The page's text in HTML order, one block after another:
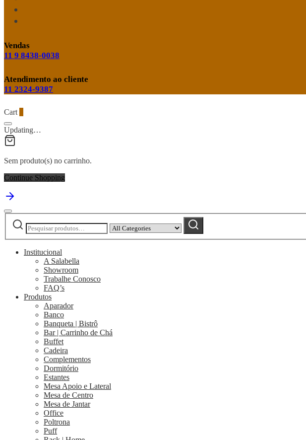
Vendas
11 9 8438-0038
Atendimento ao cliente
11 2324-9387
Cart
Updating…
Sem produto(s) no carrinho.
Continue Shopping
Pesquisar
por:
by
category:
Pesquisar
Institucional
A Salabella
Showroom
Trabalhe Conosco
FAQ’s
Produtos
Aparador
Banco
Banqueta | Bistrô
Bar | Carrinho de Chá
Buffet
Cadeira
Complementos
Dormitório
Estantes
Mesa Apoio e Lateral
Mesa de Centro
Mesa de Jantar
Office
Poltrona
Puff